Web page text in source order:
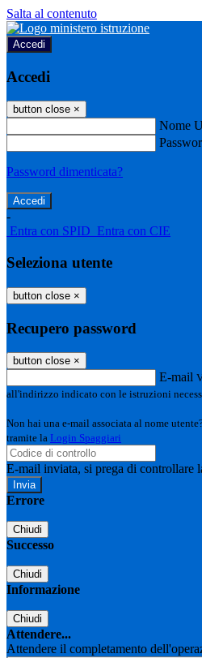
Salta al contenuto
Accedi
Accedi
button close ×
Nome
Password dimenticata?
-
Entra con SPID Entra con CIE
Seleziona utente
button close ×
Recupero password
button close ×
E-mail
all'indirizzo indicato con le istruzioni
Non hai una e-mail associata al nome
tramite la Login Spaggiari
E-mail inviata, si prega di controllare
Errore
Chiudi
Successo
Chiudi
Informazione
Chiudi
Attendere...
Attendere il completamento